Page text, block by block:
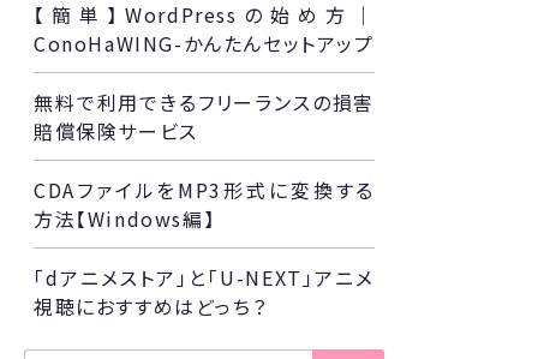
【簡単】WordPressの始め方｜
ConoHaWING-かんたんセットアップ
無料で利用できるフリーランスの損害
賠償保険サービス
CDAファイルをMP3形式に変換する
方法【Windows編】
「dアニメストア」と「U-NEXT」アニメ
視聴におすすめはどっち？